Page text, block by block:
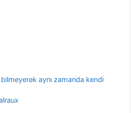
aynı zamanda kendi